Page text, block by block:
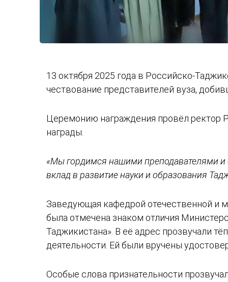
13 октября 2025 года в Российско-
чествование представителей вуза,
Церемонию награждения провёл ректор
награды.
«Мы гордимся нашими преподавателями и
вклад в развитие науки и образования
Заведующая кафедрой отечественной и
была отмечена знаком отличия
Таджикистана». В её адрес прозвучали
деятельности. Ей были вручены
Особые слова признательности